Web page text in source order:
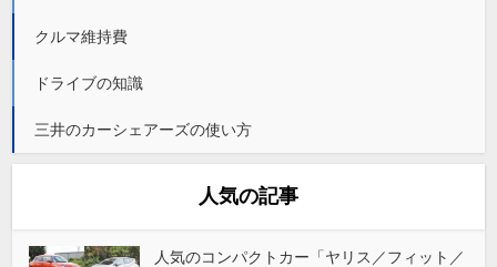
クルマ維持費
ドライブの知識
三井のカーシェアーズの使い方
人気の記事
人気のコンパクトカー「ヤリス／フィット／